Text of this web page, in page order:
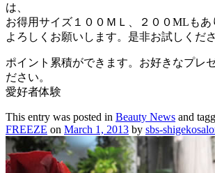
は、
お得用サイズ１００ＭＬ、２００MLもあ
よろしくお願いします。是非お試しくださ
ポイント累積ができます。お好きなプレ
ださい。
愛好者体験
This entry was posted in Beauty News and
FREEZE on March 1, 2013 by sbs-